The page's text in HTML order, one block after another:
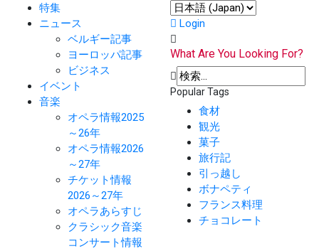
特集
ニュース
ベルギー記事
ヨーロッパ記事
ビジネス
イベント
音楽
オペラ情報2025
～26年
オペラ情報2026
～27年
チケット情報
2026～27年
オペラあらすじ
クラシック音楽
コンサート情報
Login
What Are You Looking For?
Popular Tags
食材
観光
菓子
旅行記
引っ越し
ボナペティ
フランス料理
チョコレート